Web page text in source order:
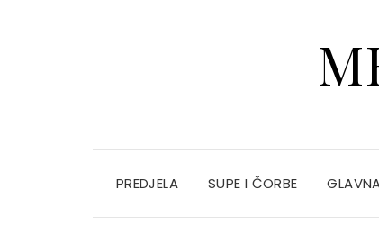
PREDJELA SUPE I ČORBE